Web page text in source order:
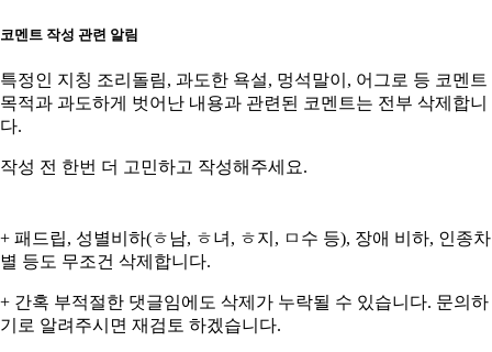
코멘트 작성 관련 알림
특정인 지칭 조리돌림, 과도한 욕설, 멍석말이, 어그로 등 코멘트
목적과 과도하게 벗어난 내용과 관련된 코멘트는 전부 삭제합니
다.
작성 전 한번 더 고민하고 작성해주세요.
+ 패드립, 성별비하(ㅎ남, ㅎ녀, ㅎ지, ㅁ수 등), 장애 비하, 인종차
별 등도 무조건 삭제합니다.
+ 간혹 부적절한 댓글임에도 삭제가 누락될 수 있습니다. 문의하
기로 알려주시면 재검토 하겠습니다.